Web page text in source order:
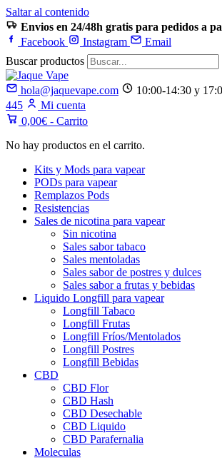
Saltar al contenido
Envios en 24/48h gratis para pedidos a
Facebook
Instagram
Email
Buscar productos
hola@jaquevape.com 10:00-14:30 y
445
Mi cuenta
0,00€ - Carrito
No hay productos en el carrito.
Kits y Mods para vapear
PODs para vapear
Remplazos Pods
Resistencias
Sales de nicotina para vapear
Sin nicotina
Sales sabor tabaco
Sales mentoladas
Sales sabor de postres y dulces
Sales sabor a frutas y bebidas
Liquido Longfill para vapear
Longfill Tabaco
Longfill Frutas
Longfill Fríos/Mentolados
Longfill Postres
Longfill Bebidas
CBD
CBD Flor
CBD Hash
CBD Desechable
CBD Liquido
CBD Parafernalia
Moleculas